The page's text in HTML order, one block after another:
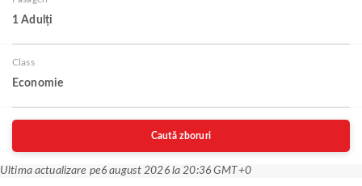
1 Adulți
Class
Economie
Caută zboruri
Ultima actualizare pe6 august 2026 la 20:36 GMT+0